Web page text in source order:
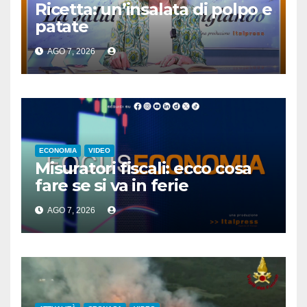
Ricetta: un’insalata di polpo e
patate
AGO 7, 2026
ECONOMIA VIDEO
Misuratori fiscali: ecco cosa
fare se si va in ferie
AGO 7, 2026